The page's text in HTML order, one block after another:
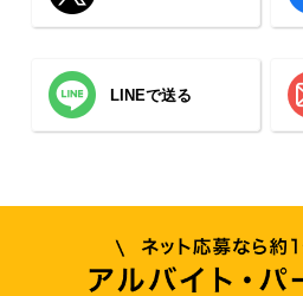
LINEで送る